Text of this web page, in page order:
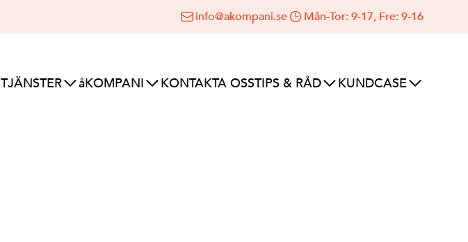
info@akompani.se Mån-Tor: 9-17, Fre: 9-16
åKOMPANI KONTAKTA OSSTIPS & RÅD KUNDCASE